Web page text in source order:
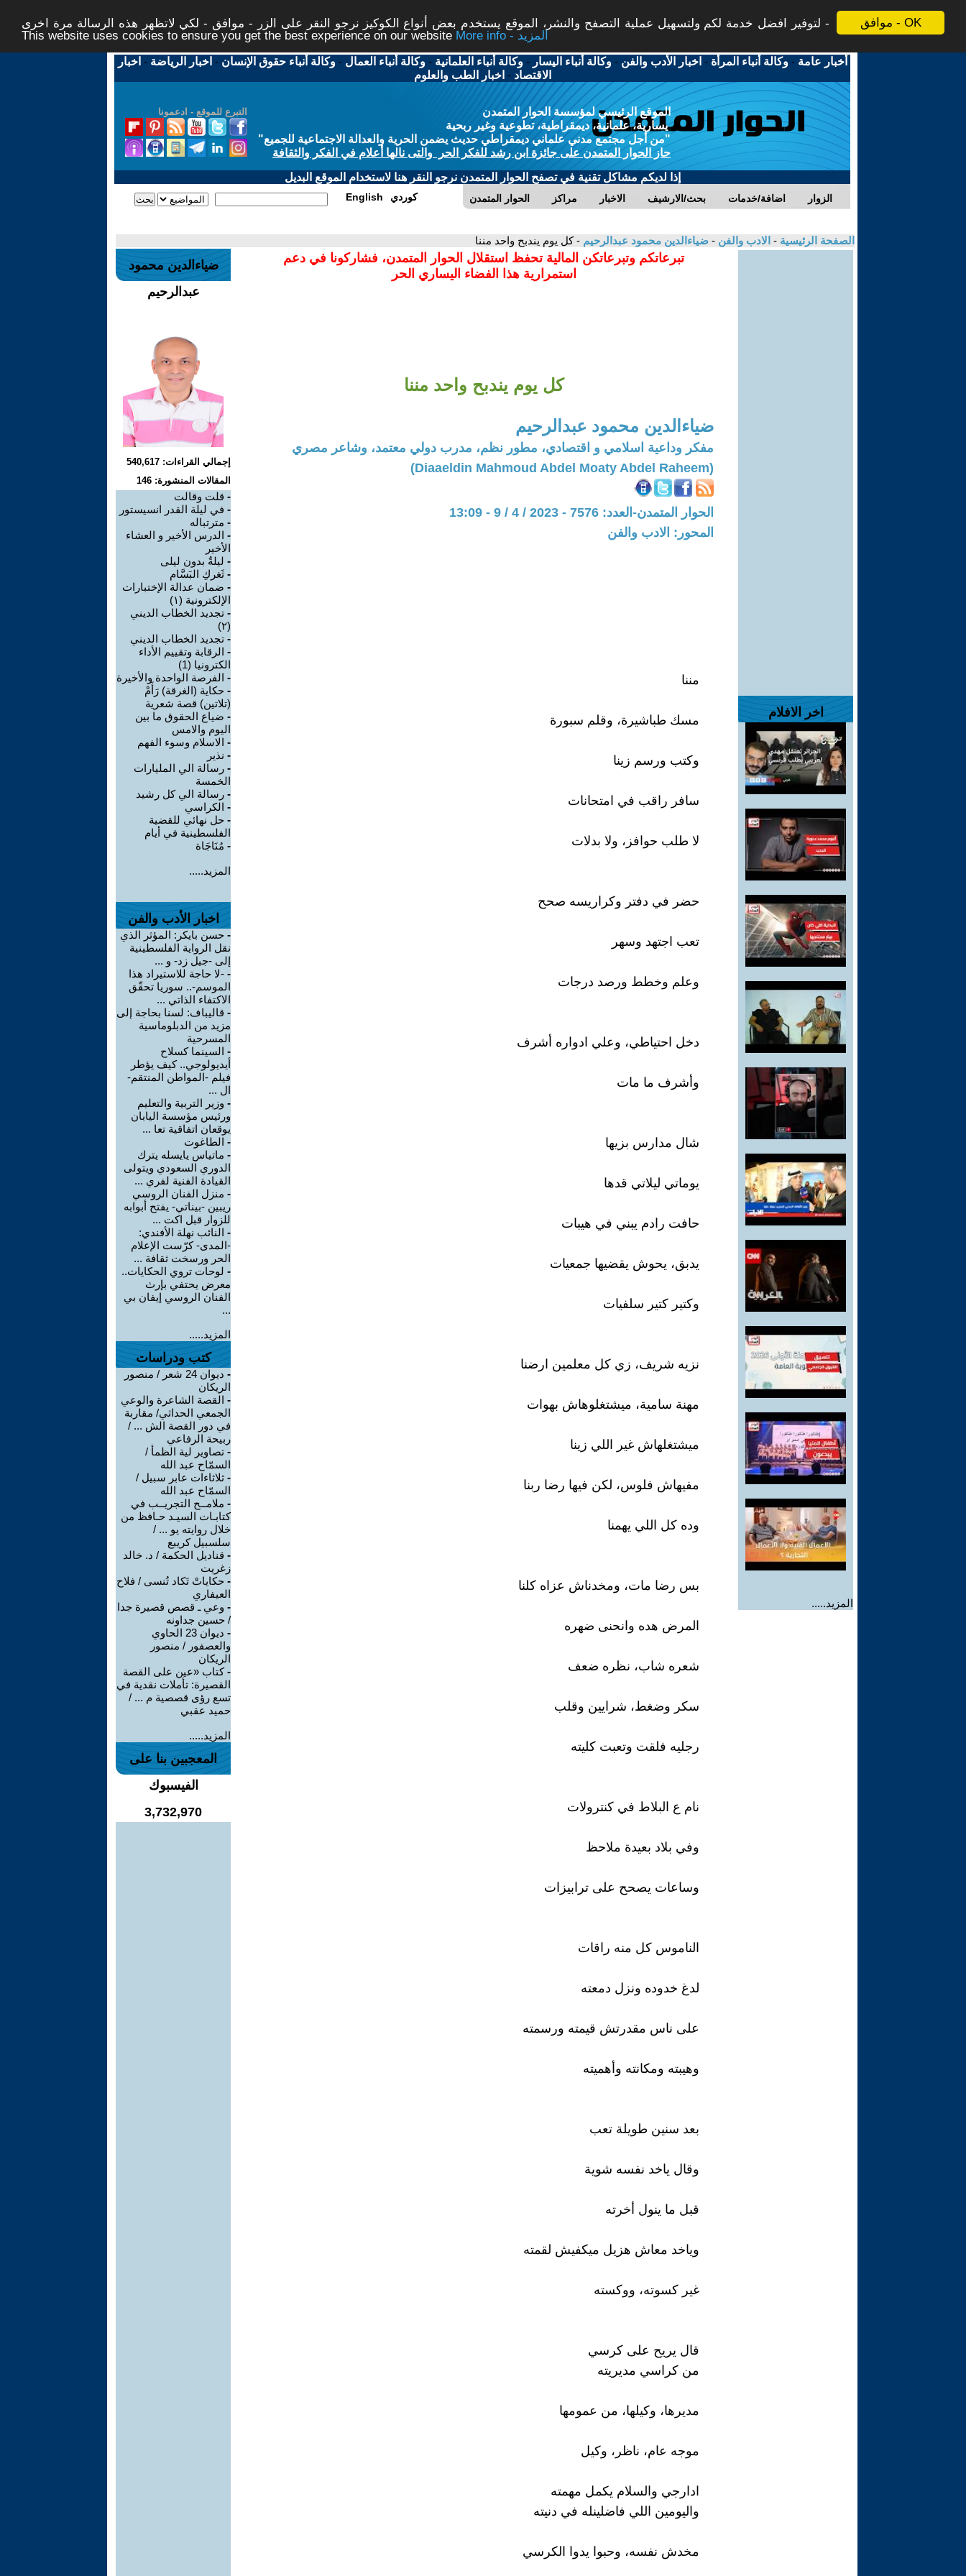
موافق - OK
لتوفير افضل خدمة لكم ولتسهيل عملية التصفح والنشر، الموقع يستخدم بعض أنواع الكوكيز نرجو النقر على الزر - موافق - لكي لاتظهر هذه الرسالة مرة اخرى -
This website uses cookies to ensure you get the best experience on our website
More info - المزيد
أخبار عامة -وكالة أنباء المرأة - اخبار الأدب والفن -وكالة أنباء اليسار -وكالة أنباء العلمانية -وكالة أنباء العمال -وكالة أنباء حقوق الإنسان - اخبار الرياضة - اخبار
الاقتصاد - اخبار الطب والعلوم
التبرع للموقع - ادعمونا
الموقع الرئيسي لمؤسسة الحوار المتمدن
يسارية، علمانية، ديمقراطية، تطوعية وغير ربحية
"من أجل مجتمع مدني علماني ديمقراطي حديث يضمن الحرية والعدالة الاجتماعية للجميع"
حاز الحوار المتمدن على جائزة ابن رشد للفكر الحر والتى نالها أعلام في الفكر والثقافة
إذا لديكم مشاكل تقنية في تصفح الحوار المتمدن نرجو النقر هنا لاستخدام الموقع البديل
الحوار المتمدن مراكز الاخبار بحث/الارشيف اضافة/خدمات الزوار English كوردي
الصفحة الرئيسية - الادب والفن - ضياءالدين محمود عبدالرحيم - كل يوم يندبح واحد مننا
اخر الافلام
المزيد.....
تبرعاتكم وتبرعاتكن المالية تحفظ استقلال الحوار المتمدن، فشاركونا في دعم
استمرارية هذا الفضاء اليساري الحر
كل يوم يندبح واحد مننا
ضياءالدين محمود عبدالرحيم
مفكر وداعية اسلامي و اقتصادي، مطور نظم، مدرب دولي معتمد، وشاعر مصري
(Diaaeldin Mahmoud Abdel Moaty Abdel Raheem)
الحوار المتمدن-العدد: 7576 - 2023 / 4 / 9 - 13:09
المحور: الادب والفن
مننا
مسك طباشيرة، وقلم سبورة
وكتب ورسم زينا
سافر راقب في امتحانات
لا طلب حوافز، ولا بدلات
حضر في دفتر وكراريسه صحح
تعب اجتهد وسهر
وعلم وخطط ورصد درجات
دخل احتياطي، وعلي ادواره أشرف
وأشرف ما مات
شال مدارس بزيها
يوماتي ليلاتي قدها
حافت رادم يبني في هيبات
يدبق، يحوش يقضيها جمعيات
وكتير كتير سلفيات
نزيه شريف، زي كل معلمين ارضنا
مهنة سامية، ميشتغلوهاش بهوات
ميشتغلهاش غير اللي زينا
مفيهاش فلوس، لكن فيها رضا ربنا
وده كل اللي يهمنا
بس رضا مات، ومخدناش عزاه كلنا
المرض هده وانحنى ضهره
شعره شاب، نظره ضعف
سكر وضغط، شرايين وقلب
رجليه فلقت وتعبت كليته
نام ع البلاط في كنترولات
وفي بلاد بعيدة ملاحظ
وساعات يصحح على ترابيزات
الناموس كل منه راقات
لدغ خدوده ونزل دمعته
على ناس مقدرتش قيمته ورسمته
وهيبته ومكانته وأهميته
بعد سنين طويلة تعب
وقال ياخد نفسه شوية
قبل ما ينول أخرته
وياخد معاش هزيل ميكفيش لقمته
غير كسوته، ووكسته
قال يريح على كرسي
من كراسي مديريته
مديرها، وكيلها، من عمومها
موجه عام، ناظر، وكيل
ادارجي والسلام يكمل مهمته
واليومين اللي فاضلينله في دنيته
مخدش نفسه، وحبوا يدوا الكرسي
ضياءالدين محمود
عبدالرحيم
إجمالي القراءات: 540,617
المقالات المنشورة: 146
- قلت وقالت
- في ليلة القدر انسيستور
- مترتباله
- الدرس الأخير و العشاء
الأخير
- ليلةٌ بدون ليلى
- ثَغركِ البَسَّام
- ضمان عدالة الإختبارات
الإلكترونية (١)
- تجديد الخطاب الديني
(٢)
- تجديد الخطاب الديني
- الرقابة وتقييم الأداء
الكترونيا (1)
- الفرصة الواحدة والأخيرة
- حكاية (الغرقة) رَأَمْ
(تلاتين) قصة شعرية
- ضياع الحقوق ما بين
اليوم والامس
- الاسلام وسوء الفهم
- نذير
- رسالة الي المليارات
الخمسة
- رسالة الي كل رشيد
- الكراسي
- حل نهائي للقضية
الفلسطينية في أيام
- مُنَاجَاة
المزيد.....
اخبار الأدب والفن
- حسن بايكر: المؤثر الذي
نقل الرواية الفلسطينية
إلى -جيل زد- و ...
- -لا حاجة للاستيراد هذا
الموسم-.. سوريا تحقّق
الاكتفاء الذاتي ...
- قاليباف: لسنا بحاجة إلى
مزيد من الدبلوماسية
المسرحية
- السينما كسلاح
أيديولوجي.. كيف يؤطر
فيلم -المواطن المنتقم-
ال ...
- وزير التربية والتعليم
ورئيس مؤسسة اليابان
يوقعان اتفاقية تعا ...
- الطاغوت
- ماتياس يايسله يترك
الدوري السعودي ويتولى
القيادة الفنية لفري ...
- منزل الفنان الروسي
ريبين -بيناتي- يفتح أبوابه
للزوار قبل اكت ...
- النائب نهلة الأفندي:
-المدى- كرّست الإعلام
الحر ورسخت ثقافة ...
- لوحات تروي الحكايات..
معرض يحتفي بإرث
الفنان الروسي إيفان بي
...
المزيد.....
كتب ودراسات
-
ديوان 24 شعر / منصور
الريكان
- القصة الشاعرة والوعي
الجمعي الحداثي/ مقاربة
في دور القصة الش ... /
ربيحة الرفاعي
- تصاوير لية الظمأ /
السمّاح عبد الله
- ثلاثاءات عابر سبيل /
السمّاح عبد الله
- ملامــح التجريــب في
كتابـات السيـد حـافظ من
خلال روايته يو ... /
سلسبيل كريبع
- قناديل الحكمة / د. خالد
زغريت
- حكاياتْ تَكاد تُنسى / فلاح
العيفاري
- وعي ـ قصص قصيرة جدا
/ حسين جداونه
-
ديوان 23 الحاوي
والعصفور / منصور
الريكان
-كتاب «عين على القصة
القصيرة: تأملات نقدية في
تسع رؤى قصصية م ... /
حميد عقبي
المزيد.....
المعجبين بنا على
الفيسبوك
3,732,970